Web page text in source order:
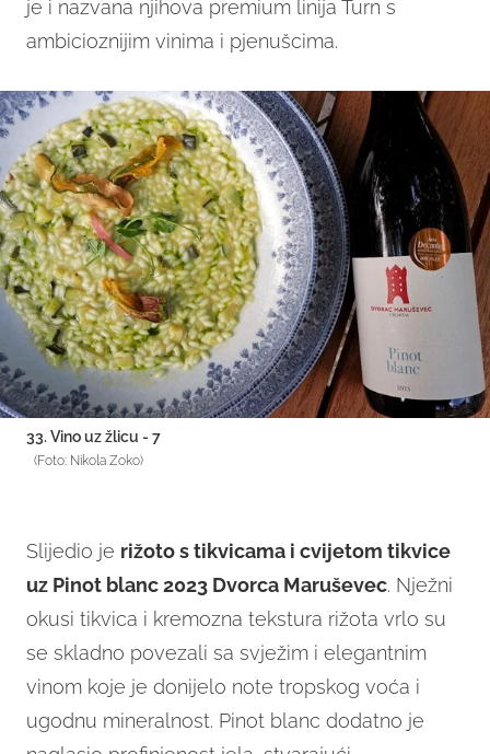
je i nazvana njihova premium linija Turn s
ambicioznijim vinima i pjenušcima.
33. Vino uz žlicu - 7
(Foto: Nikola Zoko)
Slijedio je rižoto s tikvicama i cvijetom tikvice
uz Pinot blanc 2023 Dvorca Maruševec. Nježni
okusi tikvica i kremozna tekstura rižota vrlo su
se skladno povezali sa svježim i elegantnim
vinom koje je donijelo note tropskog voća i
ugodnu mineralnost. Pinot blanc dodatno je